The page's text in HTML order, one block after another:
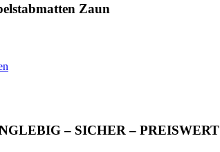
Zaun
– SICHER – PREISWERT